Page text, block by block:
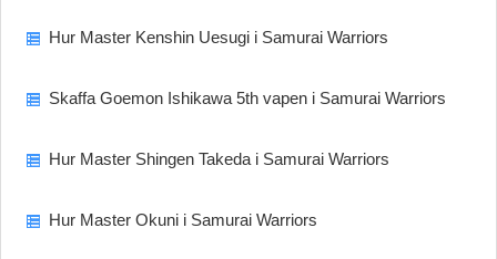
Hur Master Kenshin Uesugi i Samurai Warriors
Skaffa Goemon Ishikawa 5th vapen i Samurai Warriors
Hur Master Shingen Takeda i Samurai Warriors
Hur Master Okuni i Samurai Warriors